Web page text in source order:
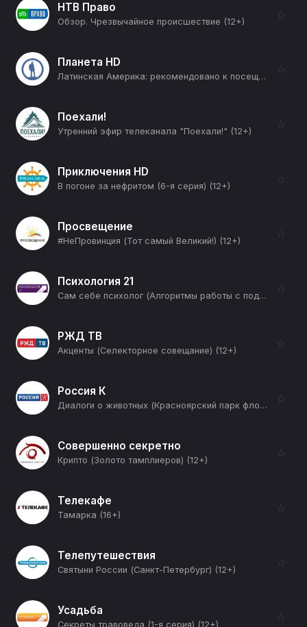
НТВ Право
Обзор. Чрезвычайное происшествие (12+)
☆
Планета HD
Латинская Америка: рекомендовано к посещению (Барилоче) (12+)
☆
Поехали!
Утренний эфир телеканала "Поехали!" (12+)
☆
Приключения HD
В погоне за нефритом (6-я серия) (12+)
☆
Просвещение
#НеПровинция (Тот самый Великий!) (12+)
☆
Психология 21
Сам себе психолог (Алгоритмы работы с подсознанием) (12+)
☆
РЖД ТВ
Акценты (Селекторное совещание) (12+)
☆
Россия К
Диалоги о животных (Красноярский парк флоры и фауны "Роев ручей") (12+)
☆
Совершенно секретно
Крипто (Золото тамплиеров) (12+)
☆
Телекафе
Тамарка (16+)
☆
Телепутешествия
Святыни России (Санкт-Петербург) (12+)
☆
Усадьба
Секреты травоведа (1-я серия) (12+)
☆